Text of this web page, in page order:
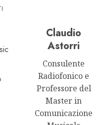
Claudio
Astorri
Consulente
Radiofonico e
Professore del
Master in
Comunicazione